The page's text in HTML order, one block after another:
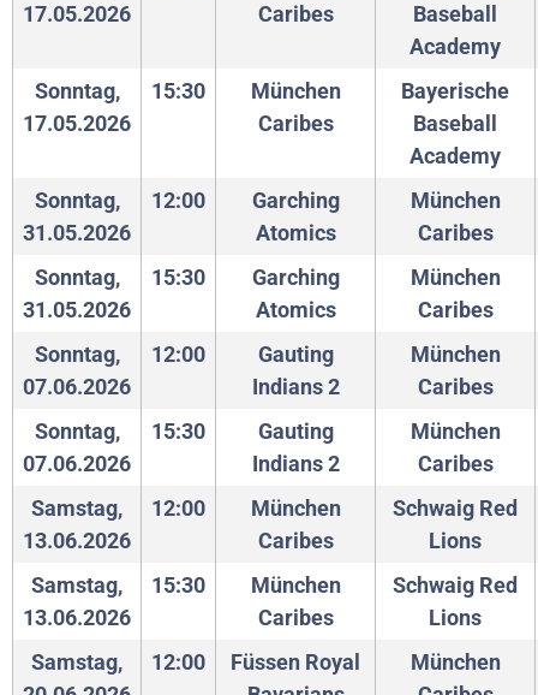
17.05.2026
Caribes
Baseball
Academy
Sonntag,
17.05.2026
15:30
München
Caribes
Bayerische
Baseball
Academy
Sonntag,
31.05.2026
12:00
Garching
Atomics
München
Caribes
Sonntag,
31.05.2026
15:30
Garching
Atomics
München
Caribes
Sonntag,
07.06.2026
12:00
Gauting
Indians 2
München
Caribes
Sonntag,
07.06.2026
15:30
Gauting
Indians 2
München
Caribes
Samstag,
13.06.2026
12:00
München
Caribes
Schwaig Red
Lions
Samstag,
13.06.2026
15:30
München
Caribes
Schwaig Red
Lions
Samstag,
12:00
Füssen Royal
München